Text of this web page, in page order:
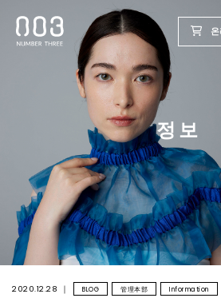
정보
2020.12.28 BLOG 管理本部 Information
TOP
제품
웰빙 리포트
미용실용
회사